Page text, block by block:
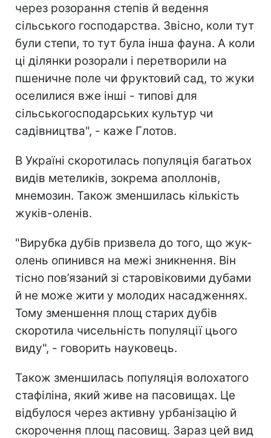
через розорання степів й ведення
сільського господарства. Звісно, коли тут
були степи, то тут була інша фауна. А коли
ці ділянки розорали і перетворили на
пшеничне поле чи фруктовий сад, то жуки
оселилися вже інші - типові для
сільськогосподарських культур чи
садівництва", - каже Глотов.
В Україні скоротилась популяція багатьох
видів метеликів, зокрема аполлонів,
мнемозин. Також зменшилась кількість
жуків-оленів.
"Вирубка дубів призвела до того, що жук-
олень опинився на межі зникнення. Він
тісно пов’язаний зі старовіковими дубами
й не може жити у молодих насадженнях.
Тому зменшення площ старих дубів
скоротила чисельність популяції цього
виду", - говорить науковець.
Також зменшилась популяція волохатого
стафіліна, який живе на пасовищах. Це
відбулося через активну урбанізацію й
скорочення площ пасовищ. Зараз цей вид